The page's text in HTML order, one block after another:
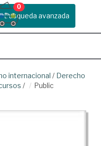
Busqueda avanzada
0
internacional / Derecho
/
Public